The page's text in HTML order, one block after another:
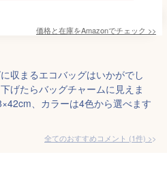
価格と在庫をAmazonでチェック >>
収まるエコバッグはいかがでし
げたらバッグチャームに見えま
、カラーは4色から選べます
全てのおすすめコメント (1件) >